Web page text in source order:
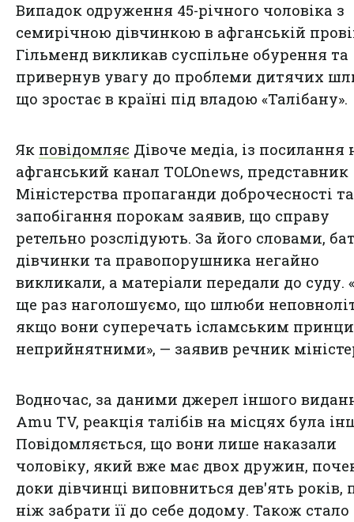
Випадок одруження 45-річного чоловіка з
семирічною дівчинкою в афганській
Гільменд викликав суспільне обурення та
привернув увагу до проблеми дитячих
що зростає в країні під владою «Талібану».
Як повідомляє Дівоче медіа, із посилання
афганський канал TOLOnews, представник
Міністерства пропаганди доброчесності та
запобігання порокам заявив, що справу
ретельно розслідують. За його словами,
дівчинки та правопорушника негайно
викликали, а матеріали передали до суду.
ще раз наголошуємо, що шлюби
якщо вони суперечать ісламським
неприйнятними», — заявив речник
Водночас, за даними джерел іншого
Amu TV, реакція талібів на місцях була
Повідомляється, що вони лише наказали
чоловіку, який вже має двох дружин,
доки дівчинці виповниться дев'ять років,
ніж забрати її до себе додому. Також стало